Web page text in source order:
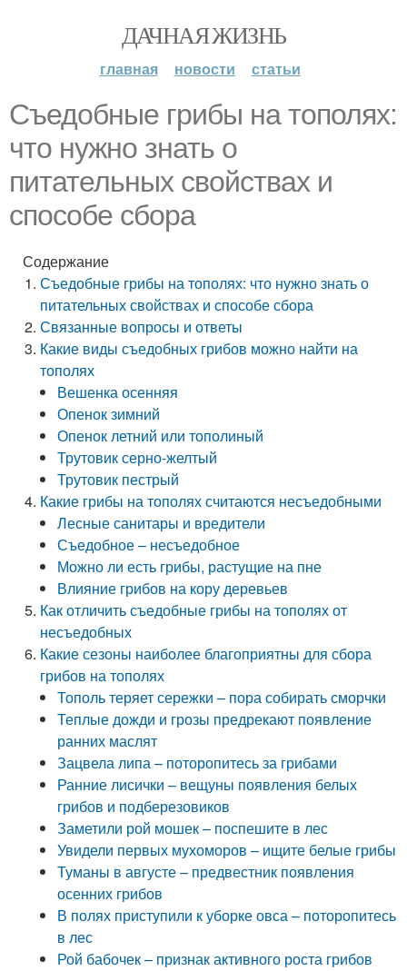
ДАЧНАЯ ЖИЗНЬ
главная новости статьи
Съедобные грибы на тополях:
что нужно знать о
питательных свойствах и
способе сбора
Содержание
Съедобные грибы на тополях: что нужно знать о
питательных свойствах и способе сбора
Связанные вопросы и ответы
Какие виды съедобных грибов можно найти на
тополях
Вешенка осенняя
Опенок зимний
Опенок летний или тополиный
Трутовик серно-желтый
Трутовик пестрый
Какие грибы на тополях считаются несъедобными
Лесные санитары и вредители
Съедобное – несъедобное
Можно ли есть грибы, растущие на пне
Влияние грибов на кору деревьев
Как отличить съедобные грибы на тополях от
несъедобных
Какие сезоны наиболее благоприятны для сбора
грибов на тополях
Тополь теряет сережки – пора собирать сморчки
Теплые дожди и грозы предрекают появление
ранних маслят
Зацвела липа – поторопитесь за грибами
Ранние лисички – вещуны появления белых
грибов и подберезовиков
Заметили рой мошек – поспешите в лес
Увидели первых мухоморов – ищите белые грибы
Туманы в августе – предвестник появления
осенних грибов
В полях приступили к уборке овса – поторопитесь
в лес
Рой бабочек – признак активного роста грибов